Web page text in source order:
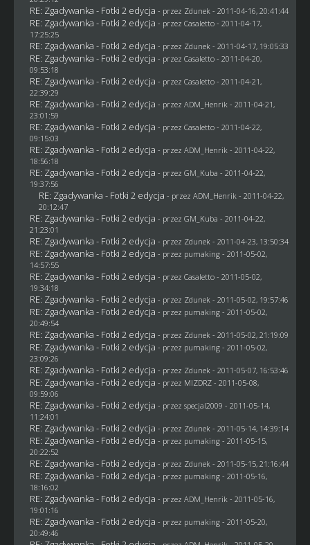
RE: Zgadywanka - Fotki 2 edycja - przez Zdunek - 2011-04-16, 20:41:44
RE: Zgadywanka - Fotki 2 edycja - przez Casaletto- 2011-04-17,
17:25:25
RE: Zgadywanka - Fotki 2 edycja - przez Zdunek - 2011-04-17, 19:05:33
RE: Zgadywanka - Fotki 2 edycja - przez Casaletto- 2011-04-20,
09:53:18
RE: Zgadywanka - Fotki 2 edycja - przez Casaletto- 2011-04-21,
22:39:29
RE: Zgadywanka - Fotki 2 edycja - przez ADM_Henrik - 2011-04-21,
23:01:59
RE: Zgadywanka - Fotki 2 edycja - przez Casaletto- 2011-04-22,
09:15:03
RE: Zgadywanka - Fotki 2 edycja - przez ADM_Henrik - 2011-04-22,
18:56:18
RE: Zgadywanka - Fotki 2 edycja - przez GM_Kuba - 2011-04-22,
19:37:56
RE: Zgadywanka - Fotki 2 edycja - przez ADM_Henrik - 2011-04-22,
20:12:47
RE: Zgadywanka - Fotki 2 edycja - przez GM_Kuba - 2011-04-22,
21:23:01
RE: Zgadywanka - Fotki 2 edycja - przez Zdunek - 2011-04-23, 13:50:34
RE: Zgadywanka - Fotki 2 edycja - przez pumaking- 2011-05-02,
14:57:55
RE: Zgadywanka - Fotki 2 edycja - przez Casaletto- 2011-05-02,
19:34:18
RE: Zgadywanka - Fotki 2 edycja - przez Zdunek - 2011-05-02, 19:57:46
RE: Zgadywanka - Fotki 2 edycja - przez pumaking- 2011-05-02,
20:49:54
RE: Zgadywanka - Fotki 2 edycja - przez Zdunek - 2011-05-02, 21:19:09
RE: Zgadywanka - Fotki 2 edycja - przez pumaking- 2011-05-02,
23:09:26
RE: Zgadywanka - Fotki 2 edycja - przez Zdunek - 2011-05-07, 16:53:46
RE: Zgadywanka - Fotki 2 edycja - przez MIZDRZ- 2011-05-08,
09:59:06
RE: Zgadywanka - Fotki 2 edycja - przez specjal2009 - 2011-05-14,
11:24:01
RE: Zgadywanka - Fotki 2 edycja - przez Zdunek - 2011-05-14, 14:39:14
RE: Zgadywanka - Fotki 2 edycja - przez pumaking- 2011-05-15,
20:22:52
RE: Zgadywanka - Fotki 2 edycja - przez Zdunek - 2011-05-15, 21:16:44
RE: Zgadywanka - Fotki 2 edycja - przez pumaking- 2011-05-16,
18:16:02
RE: Zgadywanka - Fotki 2 edycja - przez ADM_Henrik - 2011-05-16,
19:01:16
RE: Zgadywanka - Fotki 2 edycja - przez pumaking- 2011-05-20,
20:49:46